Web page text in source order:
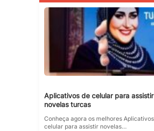
Aplicativos de celular para assistir
novelas turcas
Conheça agora os melhores
celular para assistir novelas…